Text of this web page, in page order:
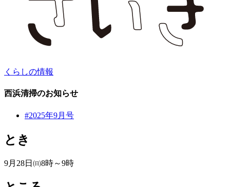
くらしの情報
西浜清掃のお知らせ
#2025年9月号
とき
9月28日㈰8時～9時